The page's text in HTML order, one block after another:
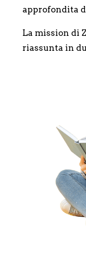
approfondita
La mission di
riassunta in